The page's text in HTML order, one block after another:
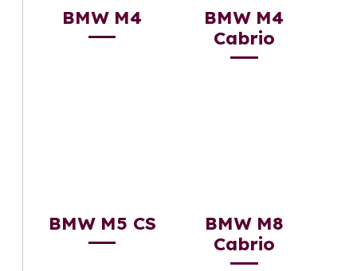
BMW M4
BMW M4
Cabrio
BMW M5 CS
BMW M8
Cabrio